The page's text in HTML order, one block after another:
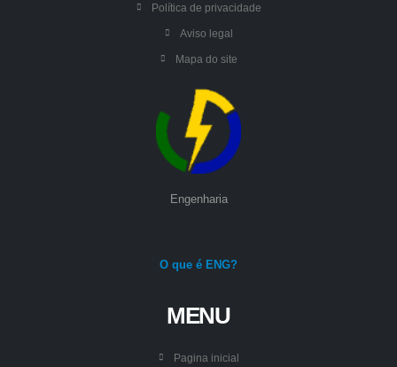
Política de privacidade
Aviso legal
Mapa do site
Engenharia
O que é ENG?
MENU
Pagina inicial